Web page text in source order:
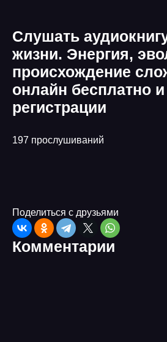
Слушать
жизни. Энергия,
происхождение
онлайн бесплатно и
регистрации
197 прослушиваний
Поделиться с друзьями
Комментарии